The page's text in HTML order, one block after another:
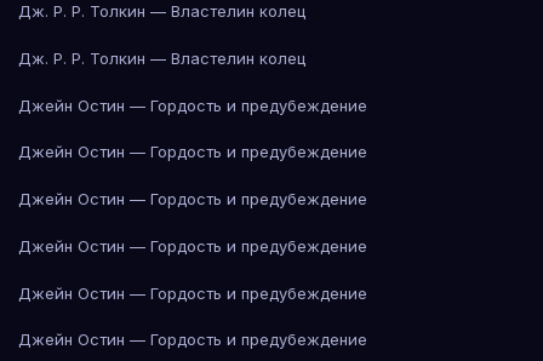
Дж. Р. Р. Толкин — Властелин колец
Дж. Р. Р. Толкин — Властелин колец
Джейн Остин — Гордость и предубеждение
Джейн Остин — Гордость и предубеждение
Джейн Остин — Гордость и предубеждение
Джейн Остин — Гордость и предубеждение
Джейн Остин — Гордость и предубеждение
Джейн Остин — Гордость и предубеждение